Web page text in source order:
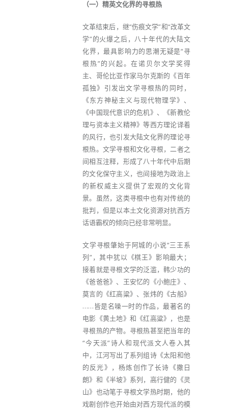
（一）精英文化界的寻根热
文革结束后，继“伤痕文学”和“改革文
学”的火爆之后，八十年代的大陆文
化界，最具影响力的思潮无疑是“寻
根热”的兴起。在诺贝尔文学奖得
主、哥伦比亚作家马尔克斯的《百年
孤独》引发出文学寻根热的同时，
《东方神秘主义与现代物理学》、
《中国现代意识的危机》、《新教伦
理与资本主义精神》等西方理论译着
的风行，也引发大陆文化界的理论寻
根热。文学寻根和文化寻根，二者之
间相互注释，形成了八十年代中后期
的文化保守主义，也间接地为政治上
的新权威主义提供了宏观的文化背
景。虽然，这类寻根中也有对传统的
批判，但是以本土文化资源对抗西方
话语霸权的倾向已经非常明显。
文学寻根肇始于阿城的小说“三王系
列”，其中犹以《棋王》影响最大；
接着就是寻根文学的泛滥，韩少功的
《爸爸爸》、王安忆的《小鲍庄》、
莫言的《红高粱》、张炜的《古船》
……皆是名噪一时的作品，最著名的
电影《黄土地》和《红高粱》，也是
寻根热的产物。寻根热甚至把当年的
“今天派”诗人和现代派文人卷入其
中，江河写出了系列组诗《太阳和他
的反光》，杨炼创作了长诗《撒日
朗》和《半坡》系列，高行健的《灵
山》也动笔于寻根文学热时期，他的
戏剧创作也开始由对西方现代派的模